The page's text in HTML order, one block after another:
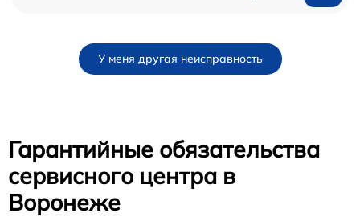
У меня другая неисправность
Гарантийные обязательства
сервисного центра в
Воронеже